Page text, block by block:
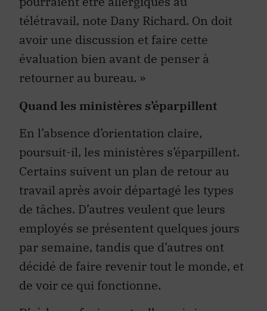
télétravail, note Dany Richard. On doit
avoir une discussion et faire cette
évaluation bien avant de penser à
retourner au bureau. »
Quand les ministères s’éparpillent
En l’absence d’orientation claire,
poursuit-il, les ministères s’éparpillent.
Certains suivent un plan de retour au
travail après avoir départagé les types
de tâches. D’autres veulent que leurs
employés se présentent quelques jours
par semaine, tandis que d’autres ont
décidé de faire revenir tout le monde, et
de voir ce qui fonctionne.